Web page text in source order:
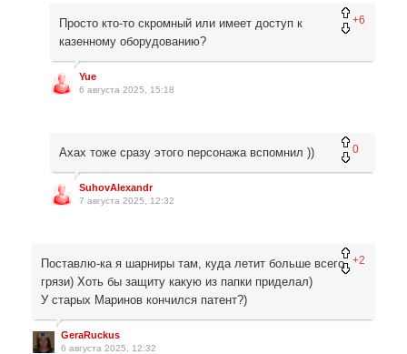
+6
Просто кто-то скромный или имеет доступ к
казенному оборудованию?
Yue
6 августа 2025, 15:18
0
Ахах тоже сразу этого персонажа вспомнил ))
SuhovAlexandr
7 августа 2025, 12:32
+2
Поставлю-ка я шарниры там, куда летит больше всего
грязи) Хоть бы защиту какую из папки приделал)
У старых Маринов кончился патент?)
GeraRuckus
6 августа 2025, 12:32